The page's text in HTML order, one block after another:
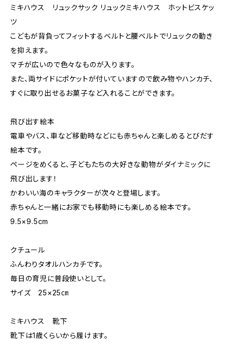
ミキハウス リュックサック リュックミキハウス ホットビスケッ
ツ
こどもが背負ってフィットするベルトと腰ベルトでリュックの動き
を抑えます。
マチが広いので色々なものが入ります。
また、両サイドにポケットが付いていますので飲み物やハンカチ、
すぐに取り出せるお菓子など入れることができます。
飛び出す絵本
電車やバス、車など移動時などにも赤ちゃんと楽しめるとびだす
絵本です。
ページをめくると、子どもたちの大好きな動物がダイナミックに
飛び出します！
かわいい海のキャラクターが次々と登場します。
赤ちゃんと一緒にお家でも移動時にも楽しめる絵本です。
9.5×9.5cm
クチュール
ふんわりタオルハンカチです。
毎日の育児に普段使いとして。
サイズ 25×25㎝
ミキハウス 靴下
靴下は1歳くらいから履けます。